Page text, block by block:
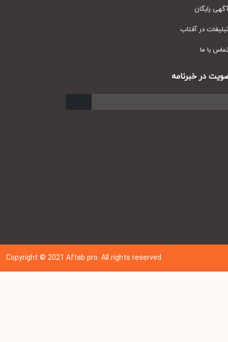
رایگان
در آفتاب
با ما
در خبرنامه
Copyright © 202 1Aftab pro. All rights reserved.